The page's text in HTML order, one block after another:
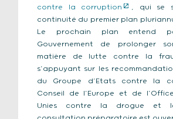
contre la corruption
, qui se
continuité du premier plan
Le prochain plan entend
Gouvernement de prolonger
matière de lutte contre la
s’appuyant sur les
du Groupe d’Etats contre la
Conseil de l’Europe et de
Unies contre la drogue et